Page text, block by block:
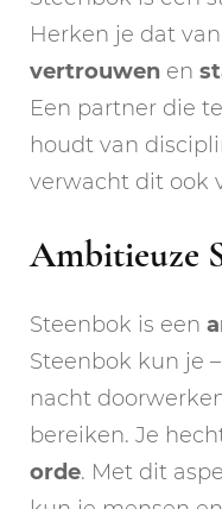
Herken je dat
vertrouwen en
Een partner die
houdt van
verwacht dit ook
Ambitieuze
Steenbok is een
Steenbok kun je
nacht
bereiken. Je
orde. Met dit